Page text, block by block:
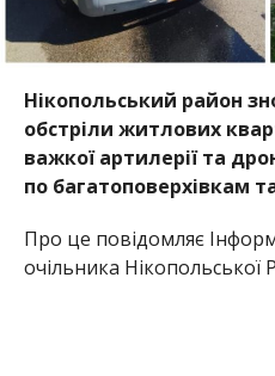
Нікопольський район
обстріли житлових
важкої артилерії та
по багатоповерхівкам
Про це повідомляє
очільника Нікопольської